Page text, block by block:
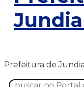
Prefeitura de